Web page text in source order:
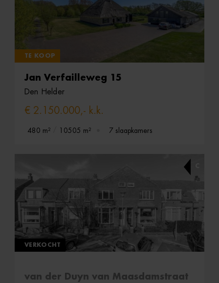
TE KOOP
Jan Verfailleweg 15
Den Helder
€ 2.150.000,- k.k.
480 m² 10505 m² 7 slaapkamers
VERKOCHT
van der Duyn van Maasdamstraat